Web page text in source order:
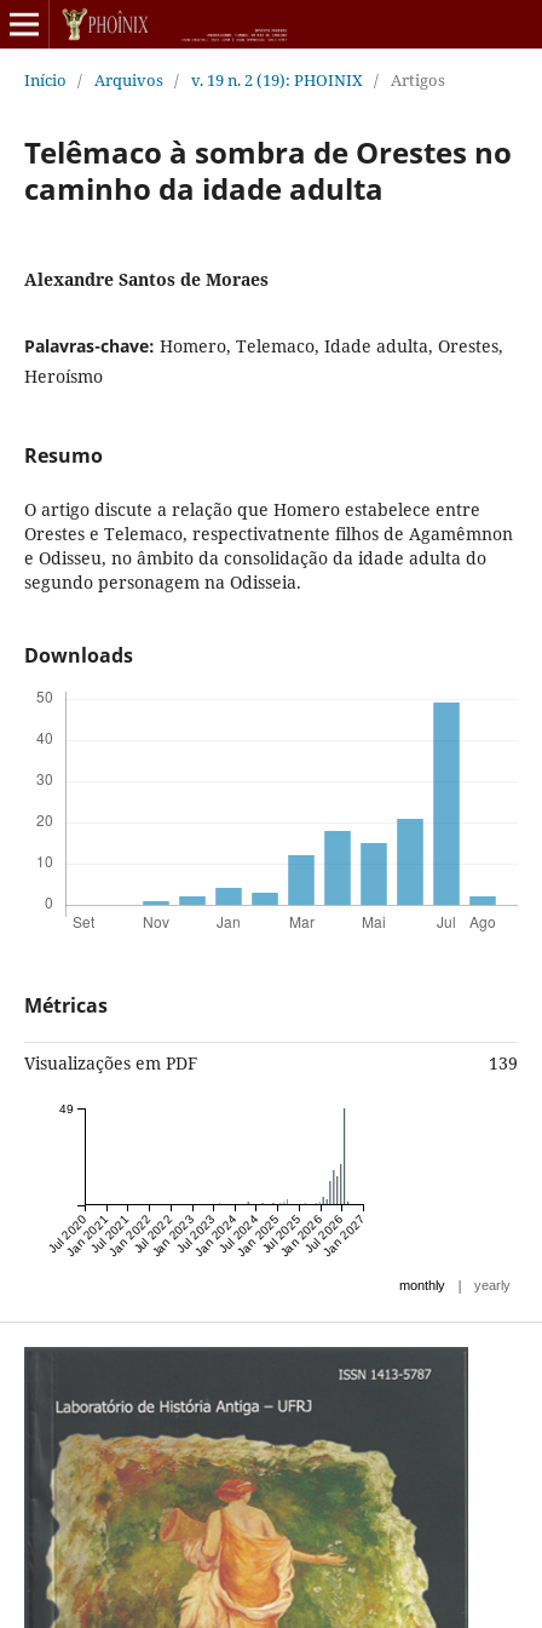
Início / Arquivos / v. 19 n. 2 (19): PHOINIX / Artigos
Telêmaco à sombra de Orestes no
caminho da idade adulta
Alexandre Santos de Moraes
Palavras-chave: Homero, Telemaco, Idade adulta, Orestes,
Heroísmo
Resumo
O artigo discute a relação que Homero estabelece entre
Orestes e Telemaco, respectivatnente filhos de Agamêmnon
e Odisseu, no âmbito da consolidação da idade adulta do
segundo personagem na Odisseia.
Downloads
Métricas
Visualizações em PDF 139
Jul 2020
Jan 2021Jul 2021
Jan 2022Jul 2022
Jan 2023Jul 2023
Jan 2024Jul 2024
Jan 2025Jul 2025
Jan 2026Jul 2026
Jan 2027
49
monthly | yearly